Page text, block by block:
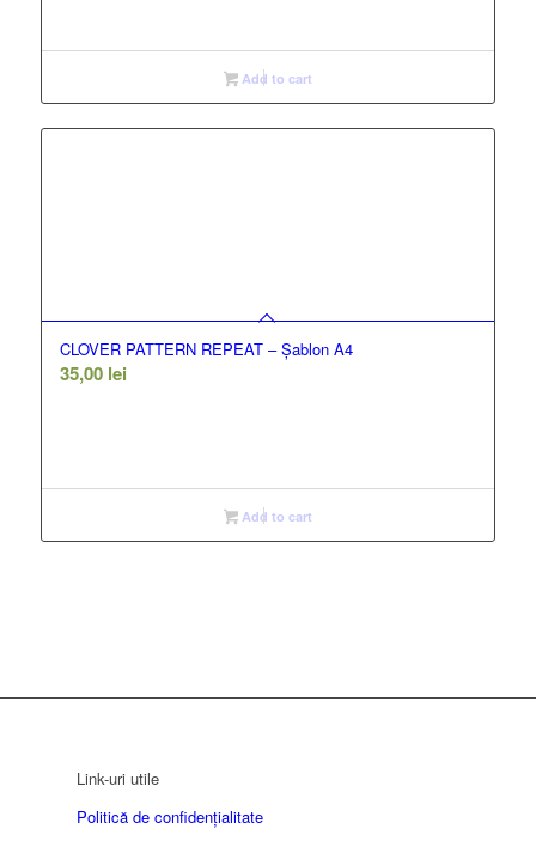
Add to cart
CLOVER PATTERN REPEAT – Șablon A4
35,00 lei
Add to cart
Link-uri utile
Politică de confidențialitate